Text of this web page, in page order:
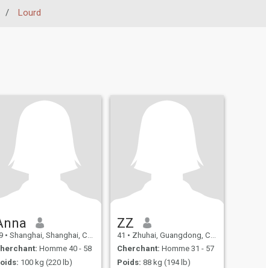
/ Lourd
• Shanghai, Shanghai, Chine
Homme 40 - 58
100 kg (220 lb)
ZZ
41 • Zhuhai, Guangdong, Chine
Cherchant: Homme 31 - 57
Poids: 88 kg (194 lb)